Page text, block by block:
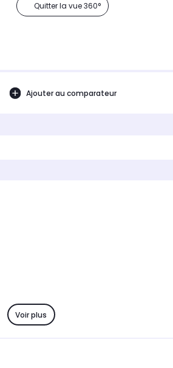
Quitter la vue 360°
Ajouter au comparateur
Voir plus